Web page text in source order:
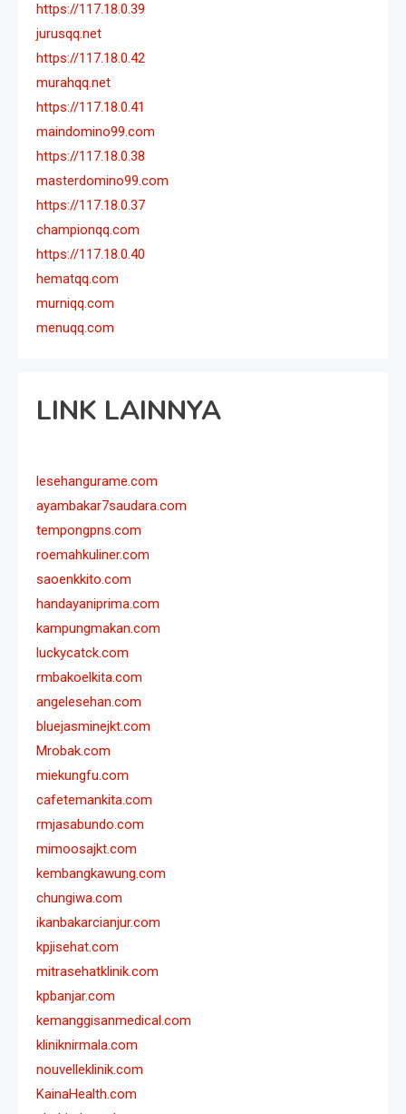
https://117.18.0.39
jurusqq.net
https://117.18.0.42
murahqq.net
https://117.18.0.41
maindomino99.com
https://117.18.0.38
masterdomino99.com
https://117.18.0.37
championqq.com
https://117.18.0.40
hematqq.com
murniqq.com
menuqq.com
LINK LAINNYA
lesehangurame.com
ayambakar7saudara.com
tempongpns.com
roemahkuliner.com
saoenkkito.com
handayaniprima.com
kampungmakan.com
luckycatck.com
rmbakoelkita.com
angelesehan.com
bluejasminejkt.com
Mrobak.com
miekungfu.com
cafetemankita.com
rmjasabundo.com
mimoosajkt.com
kembangkawung.com
chungiwa.com
ikanbakarcianjur.com
kpjisehat.com
mitrasehatklinik.com
kpbanjar.com
kemanggisanmedical.com
kliniknirmala.com
nouvelleklinik.com
KainaHealth.com